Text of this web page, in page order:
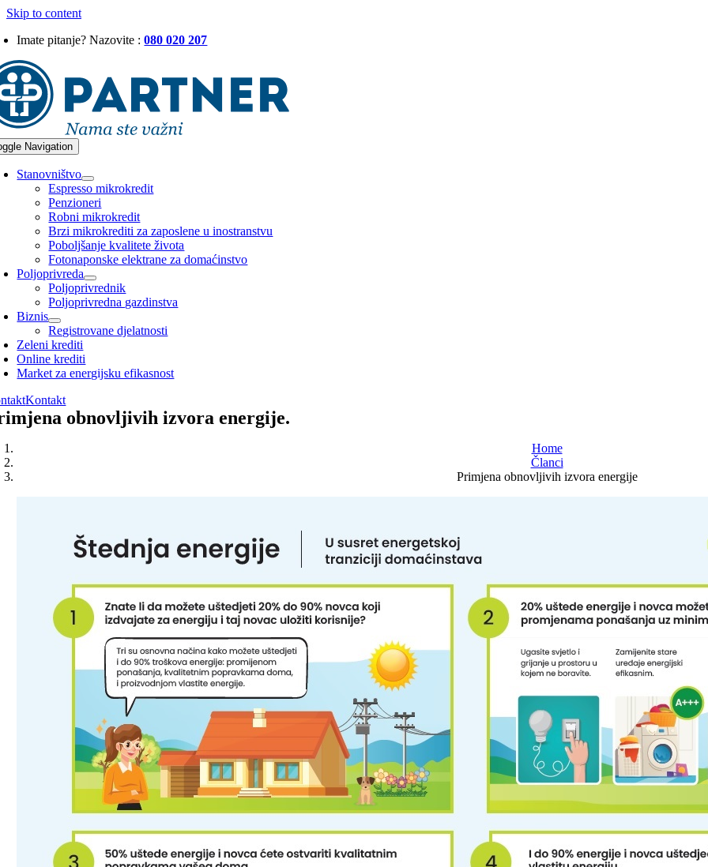
Skip to content
Imate pitanje? Nazovite :080 020 207
Navigation
Stanovništvo
Espresso mikrokredit
Penzioneri
Robni mikrokredit
Brzi mikrokrediti za zaposlene u inostranstvu
Poboljšanje kvalitete života
Fotonaponske elektrane za domaćinstvo
Poljoprivreda
Poljoprivrednik
Poljoprivredna gazdinstva
Biznis
Registrovane djelatnosti
Zeleni krediti
Online krediti
Market za energijsku efikasnost
Kontakt
obnovljivih izvora energije.
Home
Članci
Primjena obnovljivih izvora energije